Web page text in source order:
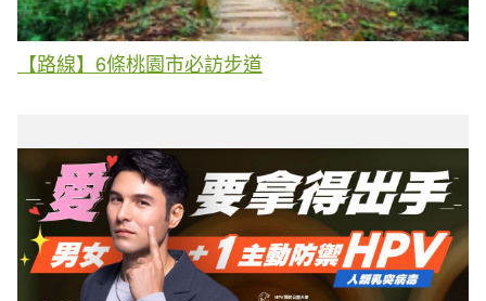
【路線】6條桃園市必訪步道